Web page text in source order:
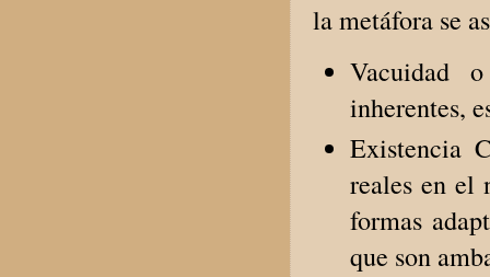
la metáfora se
Vacuidad
inherentes,
Existencia
reales en el
formas
que son